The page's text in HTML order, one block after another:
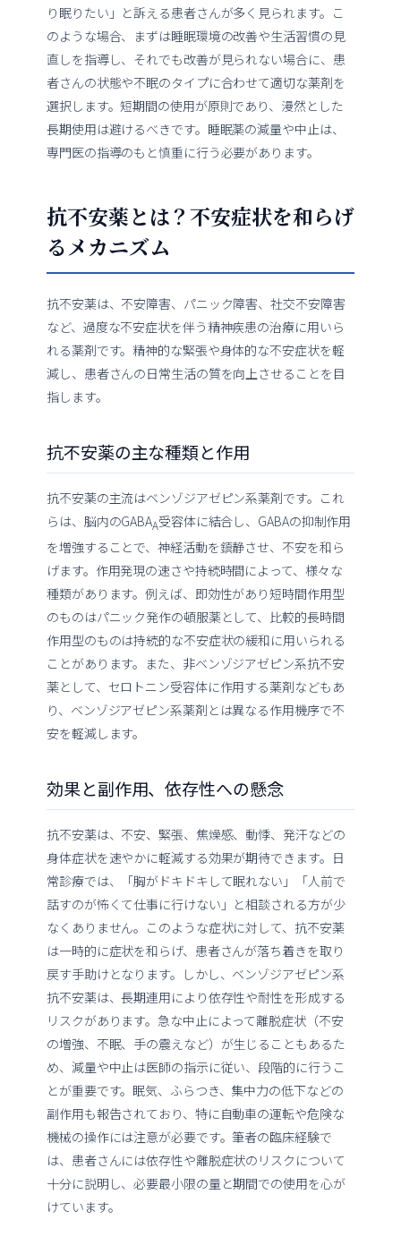
り眠りたい」と訴える患者さんが多く見られます。こ
のような場合、まずは睡眠環境の改善や生活習慣の見
直しを指導し、それでも改善が見られない場合に、患
者さんの状態や不眠のタイプに合わせて適切な薬剤を
選択します。短期間の使用が原則であり、漫然とした
長期使用は避けるべきです。睡眠薬の減量や中止は、
専門医の指導のもと慎重に行う必要があります。
抗不安薬とは？不安症状を和らげ
るメカニズム
抗不安薬は、不安障害、パニック障害、社交不安障害
など、過度な不安症状を伴う精神疾患の治療に用いら
れる薬剤です。精神的な緊張や身体的な不安症状を軽
減し、患者さんの日常生活の質を向上させることを目
指します。
抗不安薬の主な種類と作用
抗不安薬の主流はベンゾジアゼピン系薬剤です。これ
らは、脳内のGABAA受容体に結合し、GABAの抑制作用
を増強することで、神経活動を鎮静させ、不安を和ら
げます。作用発現の速さや持続時間によって、様々な
種類があります。例えば、即効性があり短時間作用型
のものはパニック発作の頓服薬として、比較的長時間
作用型のものは持続的な不安症状の緩和に用いられる
ことがあります。また、非ベンゾジアゼピン系抗不安
薬として、セロトニン受容体に作用する薬剤などもあ
り、ベンゾジアゼピン系薬剤とは異なる作用機序で不
安を軽減します。
効果と副作用、依存性への懸念
抗不安薬は、不安、緊張、焦燥感、動悸、発汗などの
身体症状を速やかに軽減する効果が期待できます。日
常診療では、「胸がドキドキして眠れない」「人前で
話すのが怖くて仕事に行けない」と相談される方が少
なくありません。このような症状に対して、抗不安薬
は一時的に症状を和らげ、患者さんが落ち着きを取り
戻す手助けとなります。しかし、ベンゾジアゼピン系
抗不安薬は、長期連用により依存性や耐性を形成する
リスクがあります。急な中止によって離脱症状（不安
の増強、不眠、手の震えなど）が生じることもあるた
め、減量や中止は医師の指示に従い、段階的に行うこ
とが重要です。眠気、ふらつき、集中力の低下などの
副作用も報告されており、特に自動車の運転や危険な
機械の操作には注意が必要です。筆者の臨床経験で
は、患者さんには依存性や離脱症状のリスクについて
十分に説明し、必要最小限の量と期間での使用を心が
けています。